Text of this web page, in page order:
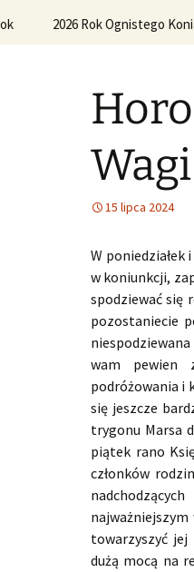
2026 Rok Ognistego
15 lipca 2024
W poniedziałek
w koniunkcji,
spodziewać się
pozostaniecie
wam pewien
podróżowania i
się jeszcze
trygonu Marsa
piątek rano
członków
towarzyszyć
dużą mocą na